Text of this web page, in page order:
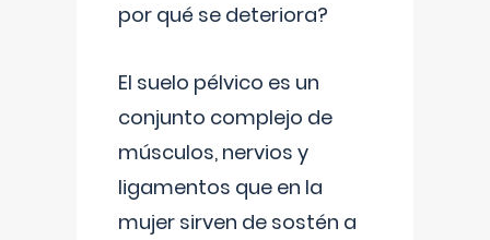
por qué se deteriora?
El suelo pélvico es un
conjunto complejo de
músculos, nervios y
ligamentos que en la
mujer sirven de sostén a